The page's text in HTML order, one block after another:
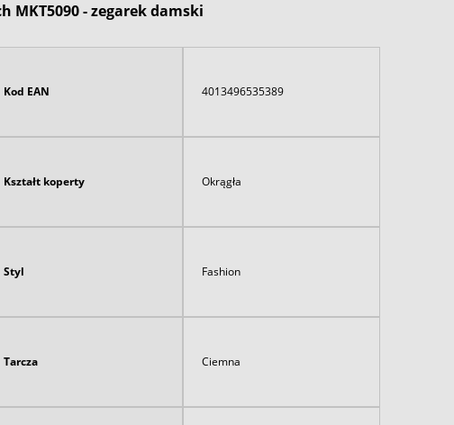
MKT5090 - zegarek damski
Kod EAN 4013496535389
Kształt koperty Okrągła
Styl Fashion
Tarcza Ciemna